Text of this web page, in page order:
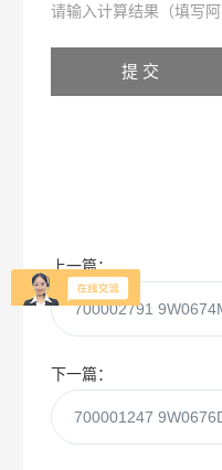
请输入计算结果（填写
上一篇：
下一篇：
700001247